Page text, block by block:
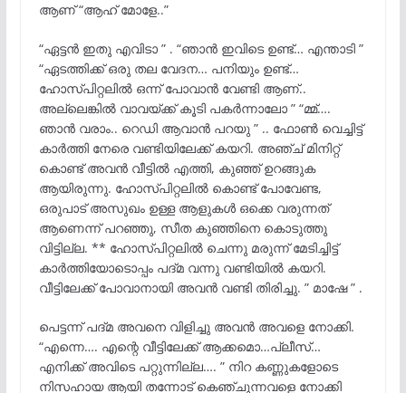
ആണ് “ആഹ് മോളേ..”
“ഏട്ടൻ ഇതു എവിടാ ” . “ഞാൻ ഇവിടെ ഉണ്ട്… എന്താടി ”
“ഏടത്തിക്ക് ഒരു തല വേദന… പനിയും ഉണ്ട്…
ഹോസ്പിറ്റലിൽ ഒന്ന് പോവാൻ വേണ്ടി ആണ്..
അല്ലെങ്കിൽ വാവയ്ക്ക് കൂടി പകർന്നാലോ ” “മ്മ്….
ഞാൻ വരാം.. റെഡി ആവാൻ പറയു ” .. ഫോൺ വെച്ചിട്ട്
കാർത്തി നേരെ വണ്ടിയിലേക്ക് കയറി. അഞ്ച് മിനിറ്റ്
കൊണ്ട് അവൻ വീട്ടിൽ എത്തി, കുഞ്ഞ് ഉറങ്ങുക
ആയിരുന്നു. ഹോസ്പിറ്റലിൽ കൊണ്ട് പോവേണ്ട,
ഒരുപാട് അസുഖം ഉള്ള ആളുകൾ ഒക്കെ വരുന്നത്
ആണെന്ന് പറഞ്ഞു, സീത കുഞ്ഞിനെ കൊടുത്തു
വിട്ടില്ല. ** ഹോസ്പിറ്റലിൽ ചെന്നു മരുന്ന് മേടിച്ചിട്ട്
കാർത്തിയോടൊപ്പം പദ്മ വന്നു വണ്ടിയിൽ കയറി.
വീട്ടിലേക്ക് പോവാനായി അവൻ വണ്ടി തിരിച്ചു. ” മാഷേ ” .
പെട്ടന്ന് പദ്മ അവനെ വിളിച്ചു അവൻ അവളെ നോക്കി.
“എന്നെ…. എന്റെ വീട്ടിലേക്ക് ആക്കമൊ…പ്ലീസ്…
എനിക്ക് അവിടെ പറ്റുന്നില്ല…. ” നിറ കണ്ണുകളോടെ
നിസഹായ ആയി തന്നോട് കെഞ്ചുന്നവളെ നോക്കി